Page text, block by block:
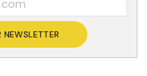
NEWSLETTER